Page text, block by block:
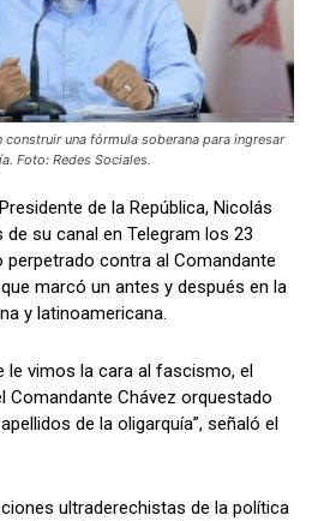
una fórmula soberana para ingresar
Foto: Redes Sociales.
de la República, Nicolás
su canal en Telegram los 23
perpetrado contra al Comandante
marcó un antes y después en la
y latinoamericana.
le vimos la cara al fascismo, el
Comandante Chávez orquestado
de la oligarquía”, señaló el
ultraderechistas de la política